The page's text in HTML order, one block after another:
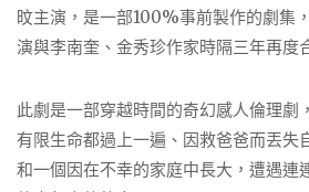
旼主演，是一部100%事前製作的劇集
演與李南奎、金秀珍作家時隔三年再度
此劇是一部穿越時間的奇幻感人倫理劇
有限生命都過上一遍、因救爸爸而丟失
和一個因在不幸的家庭中長大，遭遇連